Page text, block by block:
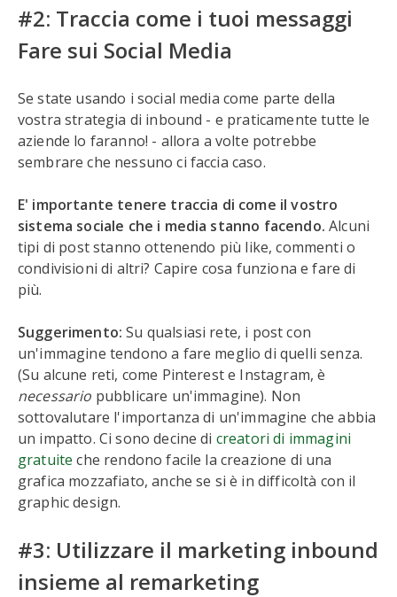
#2: Traccia come i tuoi messaggi
Fare sui Social Media
Se state usando i social media come parte della
vostra strategia di inbound - e praticamente tutte le
aziende lo faranno! - allora a volte potrebbe
sembrare che nessuno ci faccia caso.
E' importante tenere traccia di come il vostro
sistema sociale che i media stanno facendo. Alcuni
tipi di post stanno ottenendo più like, commenti o
condivisioni di altri? Capire cosa funziona e fare di
più.
Suggerimento: Su qualsiasi rete, i post con
un'immagine tendono a fare meglio di quelli senza.
(Su alcune reti, come Pinterest e Instagram, è
necessario pubblicare un'immagine). Non
sottovalutare l'importanza di un'immagine che abbia
un impatto. Ci sono decine di creatori di immagini
gratuite che rendono facile la creazione di una
grafica mozzafiato, anche se si è in difficoltà con il
graphic design.
#3: Utilizzare il marketing inbound
insieme al remarketing